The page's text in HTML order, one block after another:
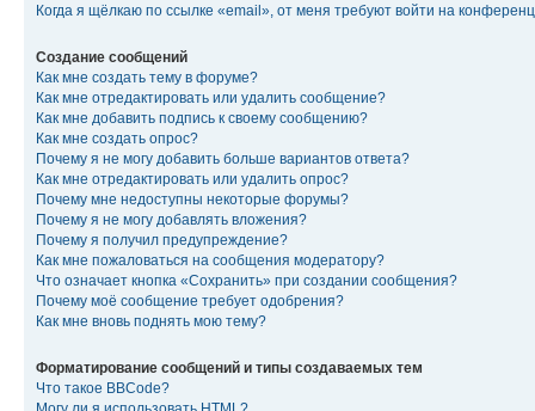
Когда я щёлкаю по ссылке «email», от меня требуют войти на
Создание сообщений
Как мне создать тему в форуме?
Как мне отредактировать или удалить сообщение?
Как мне добавить подпись к своему сообщению?
Как мне создать опрос?
Почему я не могу добавить больше вариантов ответа?
Как мне отредактировать или удалить опрос?
Почему мне недоступны некоторые форумы?
Почему я не могу добавлять вложения?
Почему я получил предупреждение?
Как мне пожаловаться на сообщения модератору?
Что означает кнопка «Сохранить» при создании сообщения?
Почему моё сообщение требует одобрения?
Как мне вновь поднять мою тему?
Форматирование сообщений и типы создаваемых тем
Что такое BBCode?